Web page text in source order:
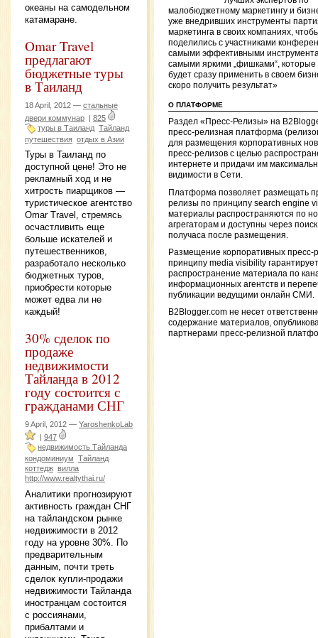
океаны на самодельном
катамаране.
Omar Travel
предлагают
бюджетные туры
в Таиланд
18 April, 2012 — стальные
двери коммунар | 825
туры в Таиланд Тайланд
путешествия отдых в Азии
Туры в Таиланд по
доступной цене! Это не
рекламный ход и не
хитрость пиарщиков —
туристическое агентство
Omar Travel, стремясь
осчастливить еще
больше искателей и
путешественников,
разработало несколько
бюджетных туров,
приобрести которые
может едва ли не
каждый!
30% сделок по
продаже
недвижимости
Тайланда в 2012
году состоится с
гражданами СНГ
9 April, 2012 — YaroshenkoLab
| 947
недвижимость Тайланда
кондоминиум Тайланд
коттедж вилла
http://www.realtythai.ru/
Аналитики прогнозируют
активность граждан СНГ
на тайландском рынке
недвижимости в 2012
году на уровне 30%. По
предварительным
данным, почти треть
сделок купли-продажи
недвижимости Тайланда
иностранцам состоится
с россиянами,
прибалтами и
малобюджетному маркетингу и
уже внедривших инструменты
маркетинга в своих компаниях,
поделились с участниками
самыми эффективными
самыми яркими „фишками“,
будет сразу применить в своем
скоро получить результат»
О ПЛАТФОРМЕ
Раздел «Пресс-Релизы» на
пресс-релизная платформа
для размещения корпоративных
пресс-релизов с целью
интернете и придачи им
видимости в Сети.
Платформа позволяет размещать
релизы по принципу search engine
материалы распространяются по
агрегаторам и доступны через
получаса после размещения.
Размещение корпоративных пресс-
принципу media visibility гарантирует
распространение материала по
информационных агентств и
публикации ведущими онлайн СМИ.
B2Blogger.com не несет
содержание материалов,
партнерами пресс-релизной